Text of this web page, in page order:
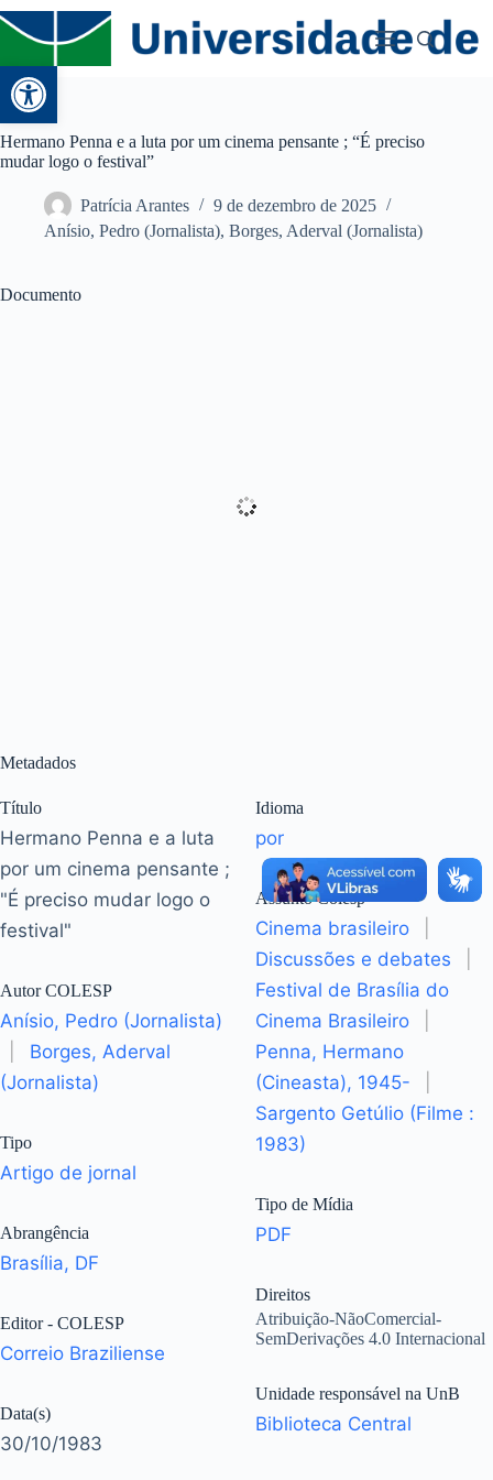
Abrir a barra de ferramentas
Hermano Penna e a luta por um cinema pensante ; “É preciso
mudar logo o festival”
Patrícia Arantes
9 de dezembro de 2025
Anísio, Pedro (Jornalista), Borges, Aderval (Jornalista)
Documento
Metadados
Título
Hermano Penna e a luta
por um cinema pensante ;
"É preciso mudar logo o
festival"
Autor COLESP
Anísio, Pedro (Jornalista)
Borges, Aderval
(Jornalista)
Tipo
Artigo de jornal
Abrangência
Brasília, DF
Editor - COLESP
Correio Braziliense
Data(s)
30/10/1983
Idioma
por
Assunto Colesp
Cinema brasileiro
Discussões e debates
Festival de Brasília do
Cinema Brasileiro
Penna, Hermano
(Cineasta), 1945-
Sargento Getúlio (Filme :
1983)
Tipo de Mídia
PDF
Direitos
Atribuição-NãoComercial-
SemDerivações 4.0 Internacional
Unidade responsável na UnB
Biblioteca Central